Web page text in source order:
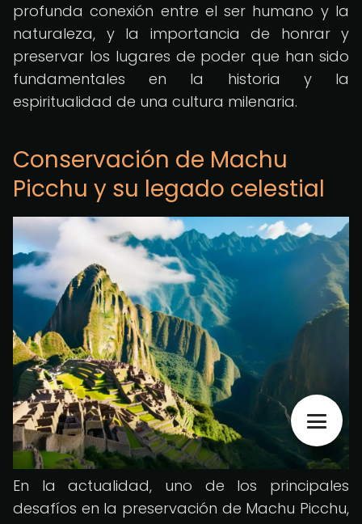
profunda conexión entre el ser humano y la
naturaleza, y la importancia de honrar y
preservar los lugares de poder que han sido
fundamentales en la historia y la
espiritualidad de una cultura milenaria.
Conservación de Machu
Picchu y su legado celestial
En la actualidad, uno de los principales
desafíos en la preservación de Machu Picchu,